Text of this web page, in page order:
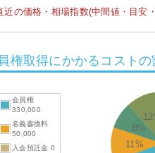
近の価格・相場指数(中間値・目安
権取得にかかるコストの
会員権
330,000
名義書換料
50,000
入会預託金 0
11%
8%